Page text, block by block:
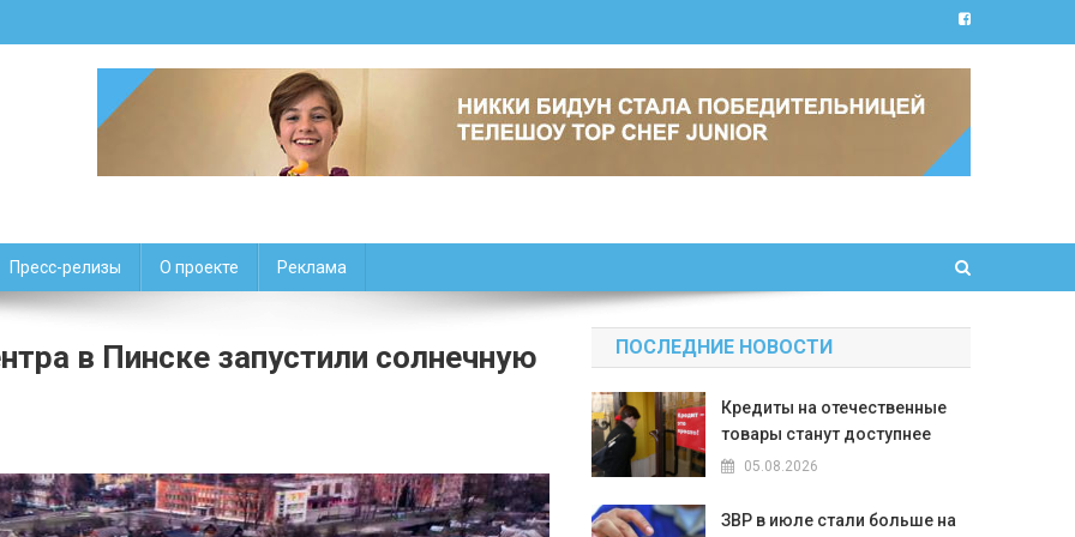
Пресс-релизы О проекте Реклама
в Пинске запустили солнечную
ПОСЛЕДНИЕ НОВОСТИ
Кредиты на отечественные
товары станут доступнее
05.08.2026
ЗВР в июле стали больше на